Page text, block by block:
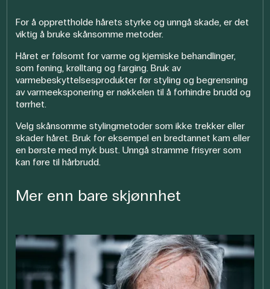
For å opprettholde hårets styrke og unngå skade, er det
viktig å bruke skånsomme metoder.
Håret er følsomt for varme og kjemiske behandlinger,
som føning, krølltang og farging. Bruk av
varmebeskyttelsesprodukter før styling og begrensning
av varmeeksponering er nøkkelen til å forhindre brudd og
tørrhet.
Velg skånsomme stylingmetoder som ikke trekker eller
skader håret. Bruk for eksempel en bredtannet kam eller
en børste med myk bust. Unngå stramme frisyrer som
kan føre til hårbrudd.
Mer enn bare skjønnhet